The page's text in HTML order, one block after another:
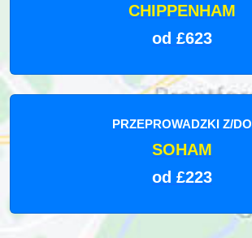
CHIPPENHAM
od £623
PRZEPROWADZKI Z/DO
SOHAM
od £223